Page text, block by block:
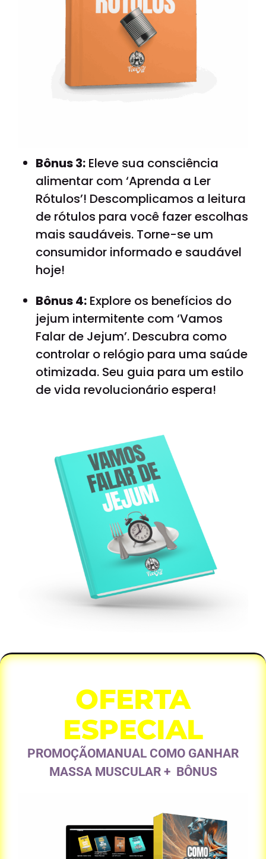
Bônus 3: Eleve sua consciência
alimentar com ‘Aprenda a Ler
Rótulos’! Descomplicamos a leitura
de rótulos para você fazer escolhas
mais saudáveis. Torne-se um
consumidor informado e saudável
hoje!
Bônus 4: Explore os benefícios do
jejum intermitente com ‘Vamos
Falar de Jejum’. Descubra como
controlar o relógio para uma saúde
otimizada. Seu guia para um estilo
de vida revolucionário espera!
OFERTA
ESPECIAL
PROMOÇÃOMANUAL COMO GANHAR
MASSA MUSCULAR + BÔNUS